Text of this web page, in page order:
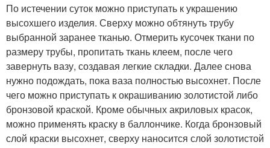
По истечении суток можно приступать к украшению
высохшего изделия. Сверху можно обтянуть трубу
выбранной заранее тканью. Отмерить кусочек ткани по
размеру трубы, пропитать ткань клеем, после чего
завернуть вазу, создавая легкие складки. Далее снова
нужно подождать, пока ваза полностью высохнет. После
чего можно приступать к окрашиванию золотистой либо
бронзовой краской. Кроме обычных акриловых красок,
можно применять краску в баллончике. Когда бронзовый
слой краски высохнет, сверху наносится слой золотистой